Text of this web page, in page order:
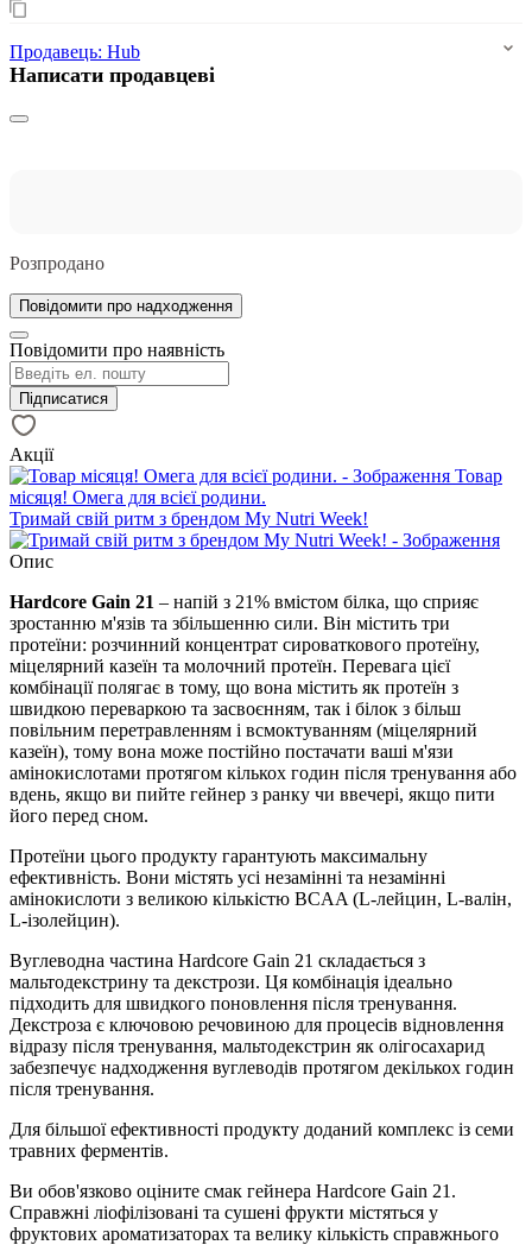
Продавець: Hub
Написати продавцеві
Розпродано
Повідомити про надходження
Повідомити про наявність
Підписатися
Акції
Товар
місяця! Омега для всієї родини.
Тримай свій ритм з брендом My Nutri Week!
Опис
Hardcore Gain 21 – напій з 21% вмістом білка, що сприяє
зростанню м'язів та збільшенню сили. Він містить три
протеїни: розчинний концентрат сироваткового протеїну,
міцелярний казеїн та молочний протеїн. Перевага цієї
комбінації полягає в тому, що вона містить як протеїн з
швидкою переваркою та засвоєнням, так і білок з більш
повільним перетравленням і всмоктуванням (міцелярний
казеїн), тому вона може постійно постачати ваші м'язи
амінокислотами протягом кількох годин після тренування або
вдень, якщо ви пийте гейнер з ранку чи ввечері, якщо пити
його перед сном.
Протеїни цього продукту гарантують максимальну
ефективність. Вони містять усі незамінні та незамінні
амінокислоти з великою кількістю BCAA (L-лейцин, L-валін,
L-ізолейцин).
Вуглеводна частина Hardcore Gain 21 складається з
мальтодекстрину та декстрози. Ця комбінація ідеально
підходить для швидкого поновлення після тренування.
Декстроза є ключовою речовиною для процесів відновлення
відразу після тренування, мальтодекстрин як олігосахарид
забезпечує надходження вуглеводів протягом декількох годин
після тренування.
Для більшої ефективності продукту доданий комплекс із семи
травних ферментів.
Ви обов'язково оціните смак гейнера Hardcore Gain 21.
Справжні ліофілізовані та сушені фрукти містяться у
фруктових ароматизаторах та велику кількість справжнього